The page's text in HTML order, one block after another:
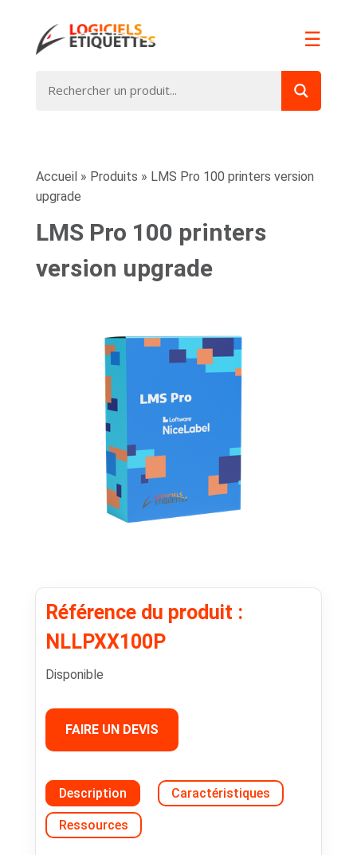
☰
Accueil » Produits » LMS Pro 100 printers version
upgrade
LMS Pro 100 printers
version upgrade
Référence du produit :
NLLPXX100P
Disponible
FAIRE UN DEVIS
Description Caractéristiques
Ressources